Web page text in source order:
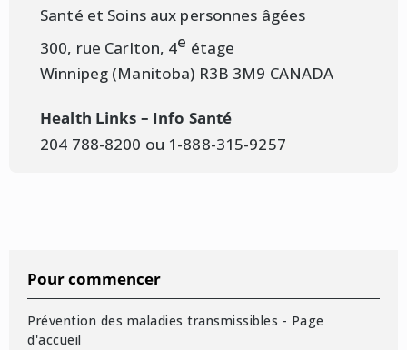
Santé et Soins aux personnes âgées
300, rue Carlton, 4e étage
Winnipeg (Manitoba) R3B 3M9 CANADA
Health Links – Info Santé
204 788-8200 ou 1-888-315-9257
Pour commencer
Prévention des maladies transmissibles - Page
d'accueil